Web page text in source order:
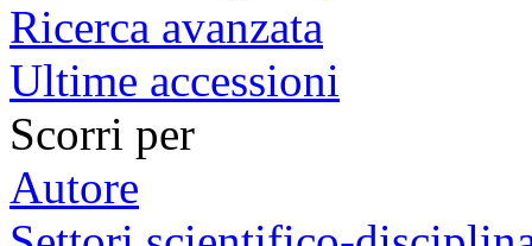
Ricerca avanzata
Ultime accessioni
Scorri per
Autore